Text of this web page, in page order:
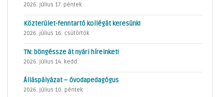
2026. július 17. péntek
Közterület-fenntartó kollégát keresünk!
2026. július 16. csütörtök
TN: böngéssze át nyári híreinket!
2026. július 14. kedd
Álláspályázat – óvodapedagógus
2026. július 10. péntek